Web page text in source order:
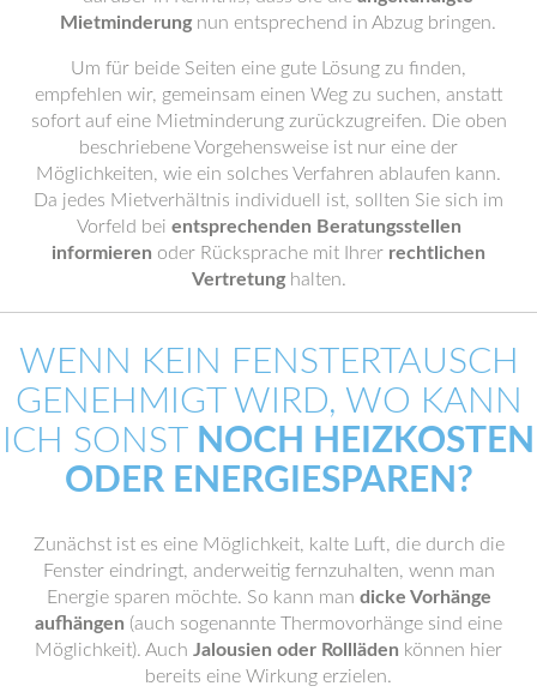
Mietminderung nun entsprechend in Abzug bringen.
Um für beide Seiten eine gute Lösung zu finden,
empfehlen wir, gemeinsam einen Weg zu suchen, anstatt
sofort auf eine Mietminderung zurückzugreifen. Die oben
beschriebene Vorgehensweise ist nur eine der
Möglichkeiten, wie ein solches Verfahren ablaufen kann.
Da jedes Mietverhältnis individuell ist, sollten Sie sich im
Vorfeld bei entsprechenden Beratungsstellen
informieren oder Rücksprache mit Ihrer rechtlichen
Vertretunghalten.
WENN KEIN FENSTERTAUSCH
GENEHMIGT WIRD, WO KANN
ICH SONST
NOCH HEIZKOSTEN
ODER ENERGIESPAREN?
Zunächst ist es eine Möglichkeit, kalte Luft, die durch die
Fenster eindringt, anderweitig fernzuhalten, wenn man
Energie sparen möchte. So kann man dicke Vorhänge
aufhängen (auch sogenannte Thermovorhänge sind eine
Möglichkeit). Auch Jalousien oder Rollläden können hier
bereits eine Wirkung erzielen.